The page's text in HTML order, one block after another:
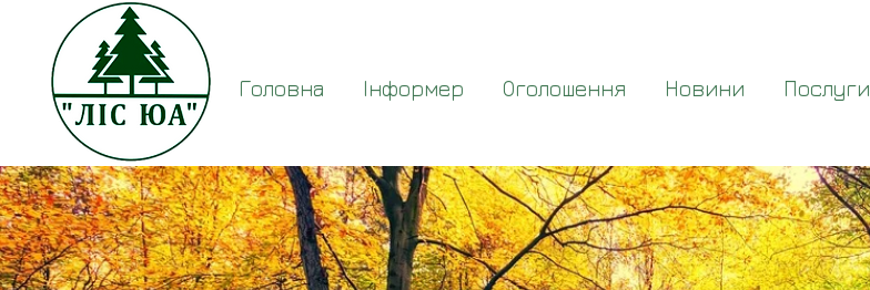
Головна Інформер Оголошення Новини Послуги